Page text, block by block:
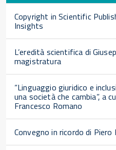
Copyright in Scientific
Insights
L’eredità scientifica di
magistratura
“Linguaggio giuridico e
una società che cambia”, a
Francesco Romano
Convegno in ricordo di Piero